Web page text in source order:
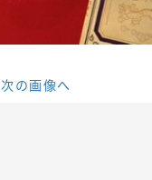
次の画像へ